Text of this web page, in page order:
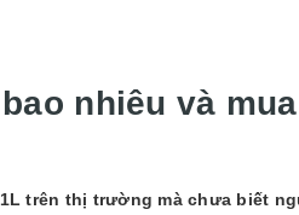
nhiêu và
trên thị trường mà chưa biết